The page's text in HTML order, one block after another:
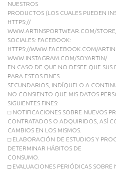
NUESTROS
PRODUCTOS (LOS CUALES PUEDEN
HTTPS://
WWW.ARTINSPORTWEAR.COM/
SOCIALES: FACEBOOK:
HTTPS://WWW.FACEBOOK.COM/
WWW.INSTAGRAM.COM/SOYARTIN/
EN CASO DE QUE NO DESEE QUE SUS
PARA ESTOS FINES
SECUNDARIOS, INDÍQUELO A
NO CONSIENTO QUE MIS DATOS
SIGUIENTES FINES:
□ NOTIFICACIONES SOBRE NUEVOS
CONTRATADOS O ADQUIRIDOS, ASÍ
CAMBIOS EN LOS MISMOS.
□ ELABORACIÓN DE ESTUDIOS Y
DETERMINAR HÁBITOS DE
CONSUMO.
□ EVALUACIONES PERIÓDICAS SOBRE